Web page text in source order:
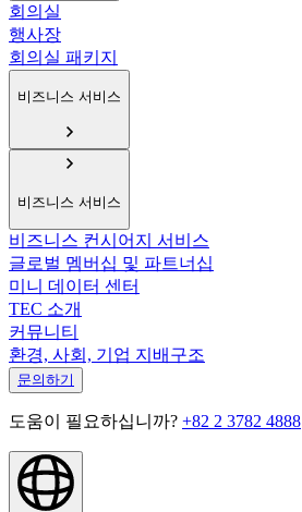
회의실
행사장
회의실 패키지
비즈니스 서비스
비즈니스 서비스
비즈니스 컨시어지 서비스
글로벌 멤버십 및 파트너십
미니 데이터 센터
TEC 소개
커뮤니티
환경, 사회, 기업 지배구조
문의하기
도움이 필요하십니까? +82 2 3782 4888